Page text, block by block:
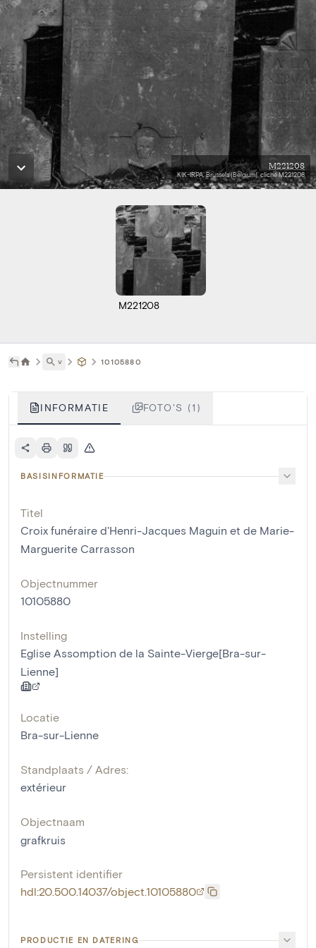
M221208
KIK-IRPA, Brussels (Belgium), cliché M221208
M221208
˅ 10105880
INFORMATIE FOTO'S (1)
BASISINFORMATIE
Titel
Croix funéraire d'Henri-Jacques Maguin et de Marie-
Marguerite Carrasson
Objectnummer
10105880
Instelling
Eglise Assomption de la Sainte-Vierge[Bra-sur-
Lienne]
Locatie
Bra-sur-Lienne
Standplaats / Adres:
extérieur
Objectnaam
grafkruis
Persistent identifier
hdl:20.500.14037/object.10105880
PRODUCTIE EN DATERING